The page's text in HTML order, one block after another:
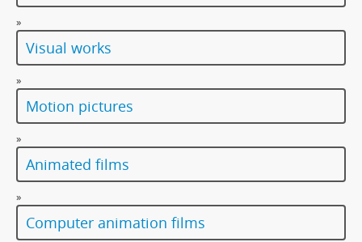
»
Visual works
»
Motion pictures
»
Animated films
»
Computer animation films